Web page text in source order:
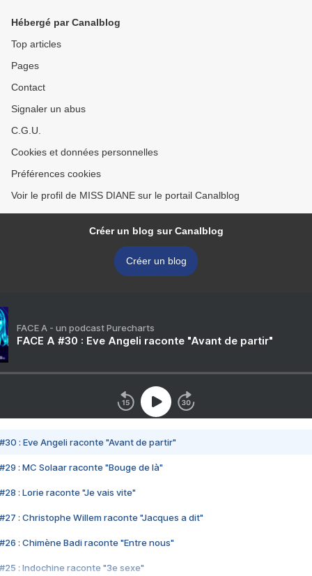
Hébergé par Canalblog
Top articles
Pages
Contact
Signaler un abus
C.G.U.
Cookies et données personnelles
Préférences cookies
Voir le profil de MISS DIANE sur le portail Canalblog
Créer un blog sur Canalblog
Créer un blog
FACE A - un podcast Purecharts
FACE A #30 : Eve Angeli raconte "Avant de partir"
#30 : Eve Angeli raconte "Avant de partir"
#29 : MC Solaar raconte "Bouge de là"
#28 : Lorie raconte "Je vais vite"
#27 : Christophe Willem raconte "Jacques a dit"
#26 : Chimène Badi raconte "Entre nous"
#25 : Indochine raconte "3e sexe"